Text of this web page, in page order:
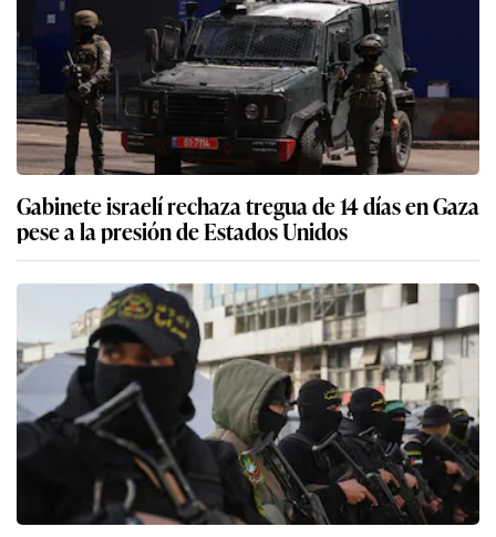
Gabinete israelí rechaza tregua de 14 días en Gaza
pese a la presión de Estados Unidos